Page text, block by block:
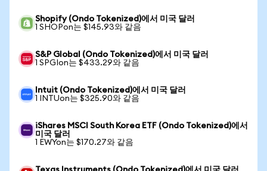
Shopify (Ondo Tokenized)에서 미국 달러
1 SHOPon는 $145.93와 같음
S&P Global (Ondo Tokenized)에서 미국 달러
1 SPGIon는 $433.29와 같음
Intuit (Ondo Tokenized)에서 미국 달러
1 INTUon는 $325.90와 같음
iShares MSCI South Korea ETF (Ondo Tokenized)에서
미국 달러
1 EWYon는 $170.27와 같음